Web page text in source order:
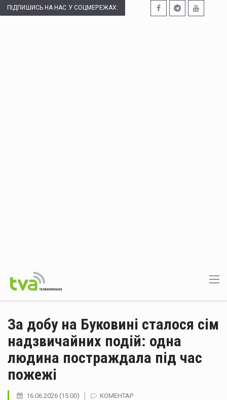
ПІДПИШИСЬ НА НАС У СОЦМЕРЕЖАХ:
За добу на Буковині сталося сім
надзвичайних подій: одна
людина постраждала під час
пожежі
16.06.2026 (15:00) КОМЕНТАР